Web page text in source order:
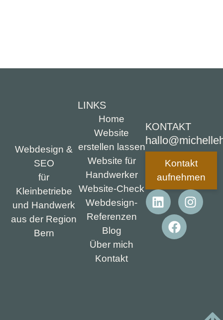
Webdesign &
SEO
für
Kleinbetriebe
und Handwerk
aus der Region
Bern
LINKS
Home
Website
erstellen lassen
Website für
Handwerker
Website-Check
Webdesign-
Referenzen
Blog
Über mich
Kontakt
KONTAKT
Kontakt
aufnehmen